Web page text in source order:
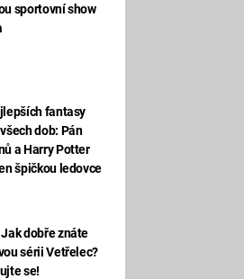
sportovní show
fantasy
dob: Pán
a Harry Potter
špičkou ledovce
Jak dobře znáte
sérii Vetřelec?
se!